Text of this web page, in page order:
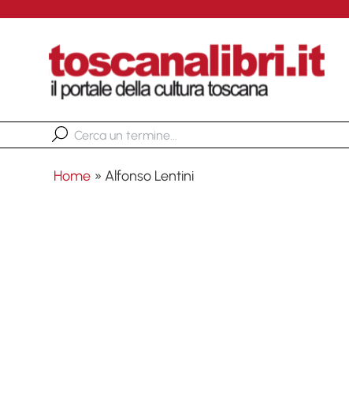
Home » Alfonso Lentini